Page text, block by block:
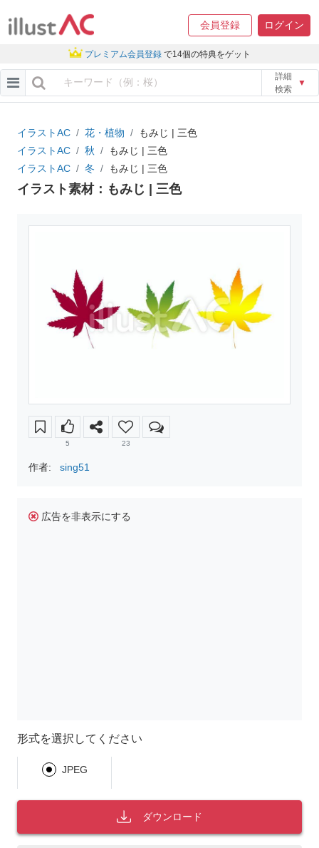
会員登録 ログイン
プレミアム会員登録 で14個の特典をゲット
詳細
検索
▼
イラストAC 花・植物
もみじ | 三色
イラストAC
秋
もみじ | 三色
イラストAC
冬 もみじ | 三色
イラスト素材：もみじ | 三色
5 23
作者: sing51
広告を非表示にする
形式を選択してください
JPEG
ダウンロード